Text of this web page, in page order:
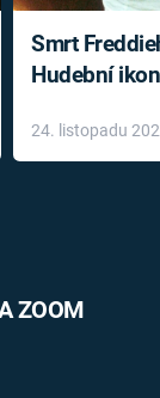
Smrt
Hudební
léky
24. listopadu
ZOOM